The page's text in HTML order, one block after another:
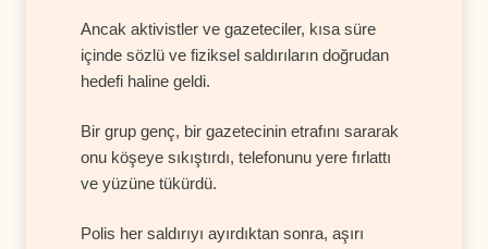
Ancak aktivistler ve gazeteciler, kısa süre
içinde sözlü ve fiziksel saldırıların doğrudan
hedefi haline geldi.
Bir grup genç, bir gazetecinin etrafını sararak
onu köşeye sıkıştırdı, telefonunu yere fırlattı
ve yüzüne tükürdü.
Polis her saldırıyı ayırdıktan sonra, aşırı